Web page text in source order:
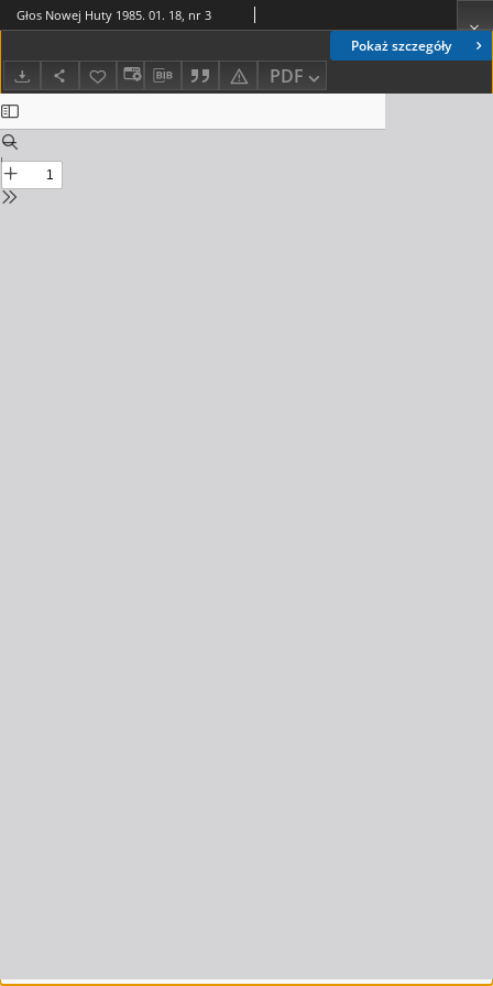
Pokaż szczegóły
PDF
Głos Nowej Huty 1985. 01. 18, nr 3